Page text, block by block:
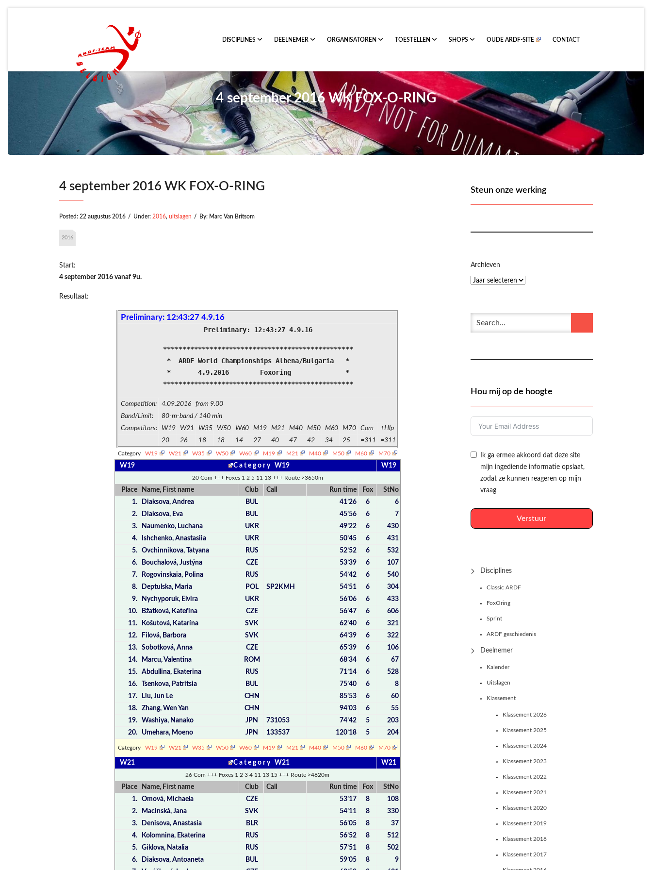
DISCIPLINES DEELNEMER ORGANISATOREN TOESTELLEN SHOPS OUDE ARDF-SITE CONTACT
4 september 2016 WK FOX-O-RING
4 september 2016 WK FOX-O-RING
Posted: 22 augustus 2016 / Under: 2016, uitslagen / By: Marc Van Britsom
2016
Start:
4 september 2016 vanaf 9u.
Resultaat:
Preliminary: 12:43:27 4.9.16
Preliminary: 12:43:27 4.9.16
*************************************************
* ARDF World Championships Albena/Bulgaria *
* 4.9.2016 Foxoring *
*************************************************
Competition:
4.09.2016 from 9.00
Band/Limit:
80-m-band / 140 min
Competitors:
W19 W21 W35 W50 W60 M19 M21 M40 M50 M60 M70 Com
+Hlp
20
26 18 18 14 27 40 47 42 34 25 =311 =311
Category W19 W21 W35 W50 W60 M19 M21 M40 M50 M60 M70
W19 C a t e g o r y W19 W19
20 Com +++ Foxes 1 2 5 11 13 +++ Route >3650m
Place Name, First name Club Call Run time Fox
StNo
1.
Diaksova, Andrea BUL 41’26 6
6
2.
Diaksova, Eva BUL 45’56 6
7
3.
Naumenko, Luchana UKR 49’22 6
430
4.
Ishchenko, Anastasiia UKR 50’45 6
431
5.
Ovchinnikova, Tatyana RUS 52’52 6
532
6.
Bouchalová, Justýna CZE 53’39 6
107
7.
Rogovinskaia, Polina RUS 54’42 6
540
8.
Deptulska, Maria POL SP2KMH 54’51 6
304
9.
Nychyporuk, Elvira UKR 56’06 6
433
10.
Bžatková, Kateřina CZE 56’47 6
606
11.
Košutová, Katarína SVK 62’40 6
321
12.
Filová, Barbora SVK 64’39 6
322
13.
Sobotková, Anna CZE 65’39 6
106
14.
Marcu, Valentina ROM 68’34 6
67
15.
Abdullina, Ekaterina RUS 71’14 6
528
16.
Tsenkova, Patritsia BUL 75’40 6
8
17.
Liu, Jun Le CHN 85’53 6
60
18.
Zhang, Wen Yan CHN 94’03 6
55
19.
Washiya, Nanako JPN 731053 74’42 5
203
20.
Umehara, Moeno JPN 133537 120’18 5 204
Category W19 W21 W35 W50 W60 M19 M21 M40 M50 M60 M70
W21 C a t e g o r y W21 W21
26 Com +++ Foxes 1 2 3 4 11 13 15 +++ Route >4820m
Place Name, First name Club Call Run time Fox
StNo
1.
Omová, Michaela CZE 53’17 8
108
2.
Macinská, Jana SVK 54’11 8
330
3.
Denisova, Anastasia BLR 56’05 8
37
4.
Kolomnina, Ekaterina RUS 56’52 8
512
5.
Giklova, Natalia RUS 57’51 8
502
6.
Diaksova, Antoaneta BUL 59’05 8
9
Steun onze werking
Archieven
Hou mij op de hoogte
Ik ga ermee akkoord dat deze site
mijn ingediende informatie opslaat,
zodat ze kunnen reageren op mijn
vraag
Verstuur
Disciplines
Classic ARDF
FoxOring
Sprint
ARDF geschiedenis
Deelnemer
Kalender
Uitslagen
Klassement
Klassement 2026
Klassement 2025
Klassement 2024
Klassement 2023
Klassement 2022
Klassement 2021
Klassement 2020
Klassement 2019
Klassement 2018
Klassement 2017